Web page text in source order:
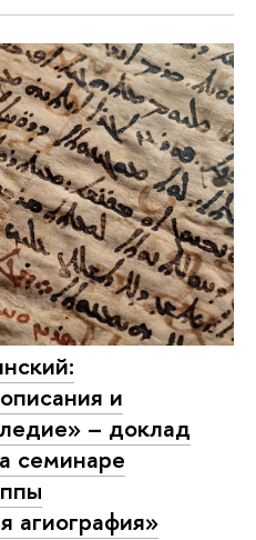
и
– доклад
семинаре
агиография»